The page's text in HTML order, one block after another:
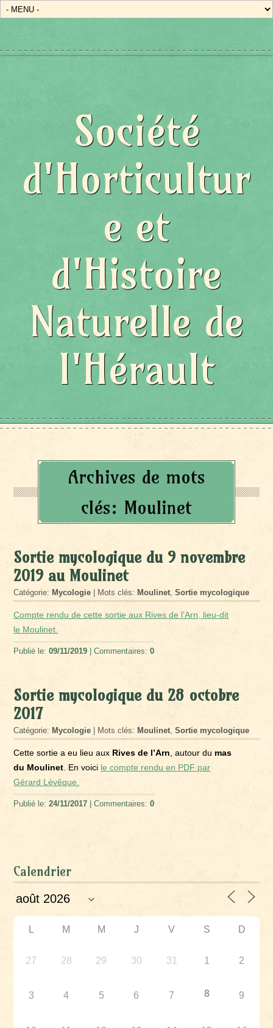
Société
d'Horticultur
e et
d'Histoire
Naturelle de
l'Hérault
Archives de mots
clés:Moulinet
Sortie mycologique du 9 novembre
2019 au Moulinet
Catégorie: Mycologie | Mots clés: Moulinet,Sortie mycologique
Compte rendu de cette sortie aux Rives de l’Arn, lieu-dit
le Moulinet.
Publié le:09/11/2019 | Commentaires:0
Sortie mycologique du 28 octobre
2017
Catégorie: Mycologie | Mots clés: Moulinet,Sortie mycologique
Cette sortie a eu lieu aux Rives de l’Arn , autour du mas
du Moulinet . En voici le compte rendu en PDF par
Gérard Lévêque.
Publié le:24/11/2017 | Commentaires:0
Calendrier
L M M J V S D
27 28 29 30 31 1 2
3 4 5 6 7 8 9